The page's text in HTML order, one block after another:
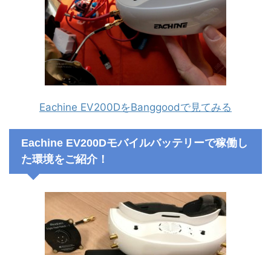
Eachine EV200DをBanggoodで見てみる
Eachine EV200Dモバイルバッテリーで稼働し
た環境をご紹介！